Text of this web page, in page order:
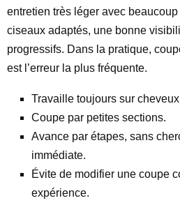
entretien très léger avec
ciseaux adaptés, une bonne
progressifs. Dans la pratique,
est l’erreur la plus fréquente.
Travaille toujours sur
Coupe par petites sections.
Avance par étapes, sans
immédiate.
Évite de modifier une coupe
expérience.